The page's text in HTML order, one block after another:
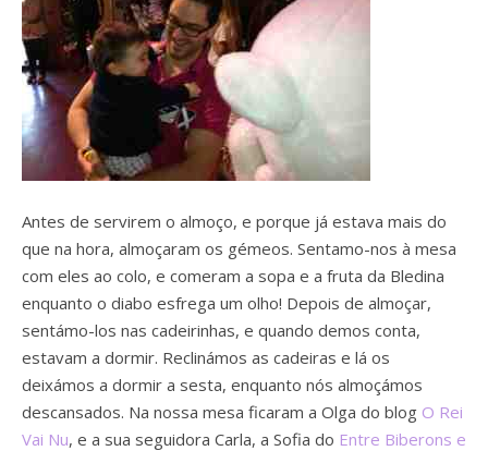
Antes de servirem o almoço, e porque já estava mais do
que na hora, almoçaram os gémeos. Sentamo-nos à mesa
com eles ao colo, e comeram a sopa e a fruta da Bledina
enquanto o diabo esfrega um olho! Depois de almoçar,
sentámo-los nas cadeirinhas, e quando demos conta,
estavam a dormir. Reclinámos as cadeiras e lá os
deixámos a dormir a sesta, enquanto nós almoçámos
descansados. Na nossa mesa ficaram a Olga do blog O Rei
Vai Nu, e a sua seguidora Carla, a Sofia do Entre Biberons e